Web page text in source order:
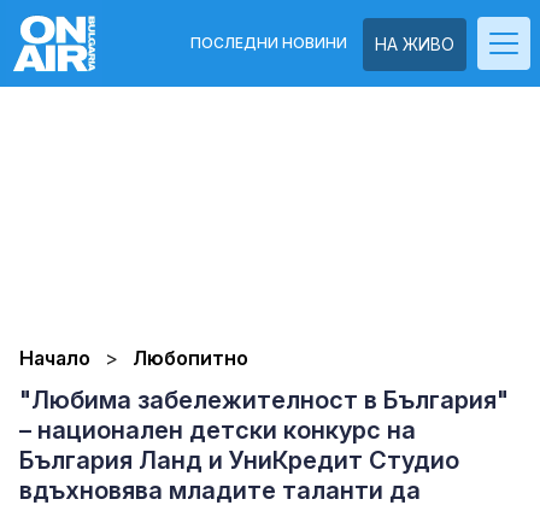
НА ЖИВО
ПОСЛЕДНИ НОВИНИ
Начало Любопитно
"Любима забележителност в България"
– национален детски конкурс на
България Ланд и УниКредит Студио
вдъхновява младите таланти да